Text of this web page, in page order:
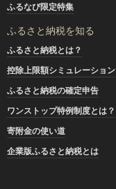
ふるなび限定特集
ふるさと納税を知る
ふるさと納税とは？
控除上限額シミュレーション
ふるさと納税の確定申告
ワンストップ特例制度とは？
寄附金の使い道
企業版ふるさと納税とは